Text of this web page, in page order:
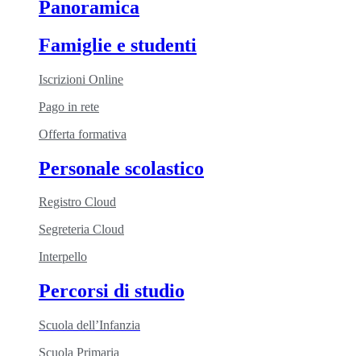
Panoramica
Famiglie e studenti
Iscrizioni Online
Pago in rete
Offerta formativa
Personale scolastico
Registro Cloud
Segreteria Cloud
Interpello
Percorsi di studio
Scuola dell’Infanzia
Scuola Primaria